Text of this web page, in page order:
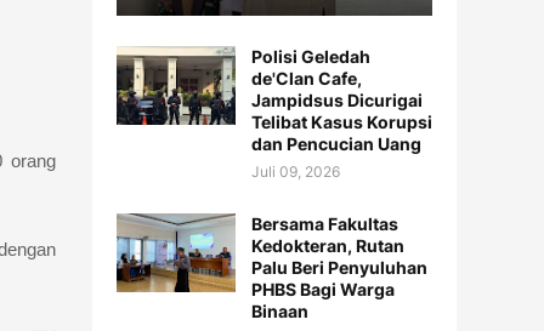
orang
Polisi Geledah
de'Clan Cafe,
Jampidsus Dicurigai
Telibat Kasus Korupsi
dan Pencucian Uang
Juli 09, 2026
Bersama Fakultas
Kedokteran, Rutan
Palu Beri Penyuluhan
PHBS Bagi Warga
Binaan